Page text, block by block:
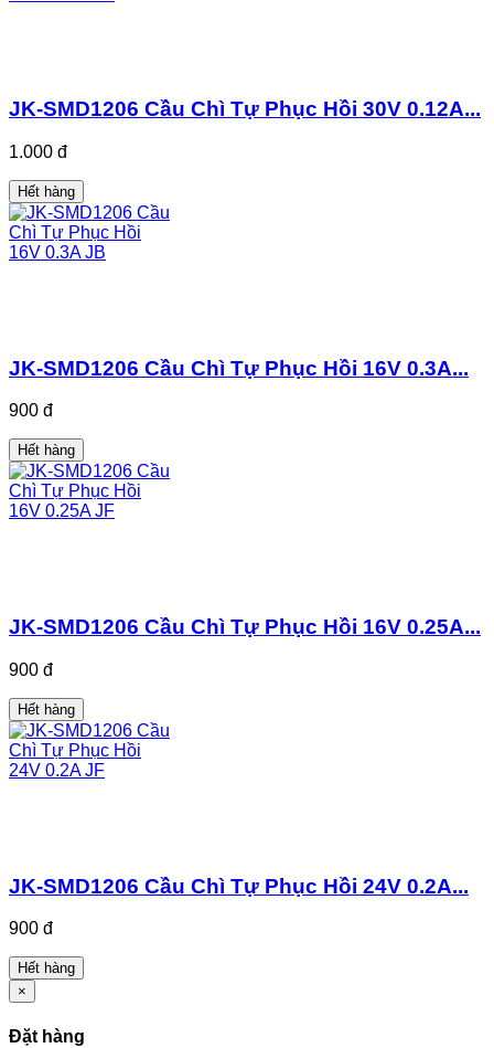
JK-SMD1206 Cầu Chì Tự Phục Hồi 30V 0.12A...
1.000 đ
Hết hàng
JK-SMD1206 Cầu Chì Tự Phục Hồi 16V 0.3A...
900 đ
Hết hàng
JK-SMD1206 Cầu Chì Tự Phục Hồi 16V 0.25A...
900 đ
Hết hàng
JK-SMD1206 Cầu Chì Tự Phục Hồi 24V 0.2A...
900 đ
Hết hàng
×
Đặt hàng